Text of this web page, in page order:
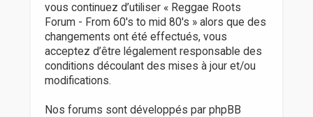
vous continuez d’utiliser « Reggae Roots
Forum - From 60's to mid 80's » alors que des
changements ont été effectués, vous
acceptez d’être légalement responsable des
conditions découlant des mises à jour et/ou
modifications.
Nos forums sont développés par phpBB